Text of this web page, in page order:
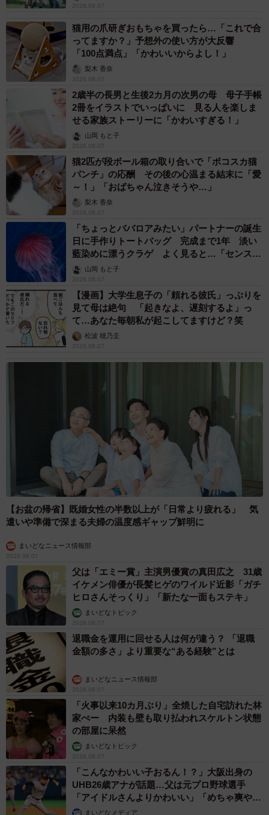
2026.08.07
猫用の爪研ぎおもちゃを買ったら…「これで合
ってますか？」予想外の使い方が大反響
「100点満点」「かわいいからよし！」
梨木 香奈
2026.08.07
2歳半の長男と生後2カ月の次男の母 母子手帳
2冊をイラストでいっぱいに 見る人を楽しま
せる家族ストーリーに「かわいすぎる！」
山岡 もと子
2026.08.07
猫2匹が段ボール箱の取り合いで「ポコスカ猫
パンチ」の応酬 その後の心温まる結末に「愛
～！」「おばちゃん泣きそうや…」
梨木 香奈
2026.08.07
「ちょっとババロアみたい」パートナーの誕生
日に手作りトートバッグ 完成まで1年 淡い
藍染めに漂うクラゲ よく見ると…「センスす
ごい」山岡 もと子
2026.08.07
【漫画】大学生息子の「頼れる彼氏」っぷりを
見て母は絶句 「起きなよ、遅刻するよ」っ
て…あなた毎朝私が起こしてますけど？笑
松波 穂乃圭
2026.08.07
【お盆の帰省】既婚女性の半数以上が「日常より疲れる」 気
遣いや準備で深まる夫婦の温度感ギャップ鮮明に
まいどなニュース情報部
2026.08.07
父は「エミー賞」主演男優賞の真田広之 31歳
イケメン俳優が長髪ヒゲのワイルド近影「ガチ
ヒロさんそっくり」「新たな一面もステキ」
まいどなトピック
2026.08.07
退職金を運用に回せる人は何が違う？ 「退職
金額の多さ」より重要な“ある経験”とは
まいどなニュース情報部
2026.08.07
「火事以来10カ月ぶり」全焼した自宅訪れた林
家ぺー 内装も壁も取り払われスケルトン状態
の部屋に呆然
まいどなトピック
2026.08.07
「こんなかわいい子おるん！？」大阪出身の
UHB26歳アナが話題…父は元プロ野球選手
「アイドルさんよりかわいい」「めちゃ爽や
か」まいどなメディア